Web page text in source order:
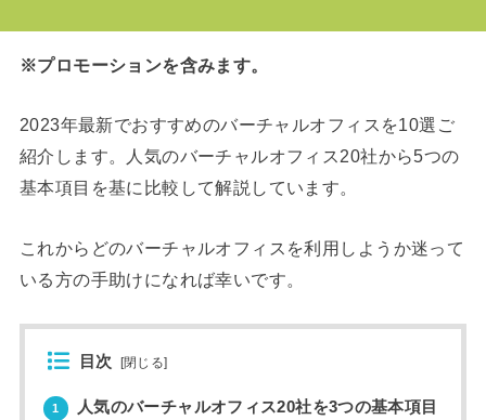
※プロモーションを含みます。
2023年最新でおすすめのバーチャルオフィスを10選ご
紹介します。人気のバーチャルオフィス20社から5つの
基本項目を基に比較して解説しています。
これからどのバーチャルオフィスを利用しようか迷って
いる方の手助けになれば幸いです。
目次 [閉じる]
1 人気のバーチャルオフィス20社を3つの基本項目